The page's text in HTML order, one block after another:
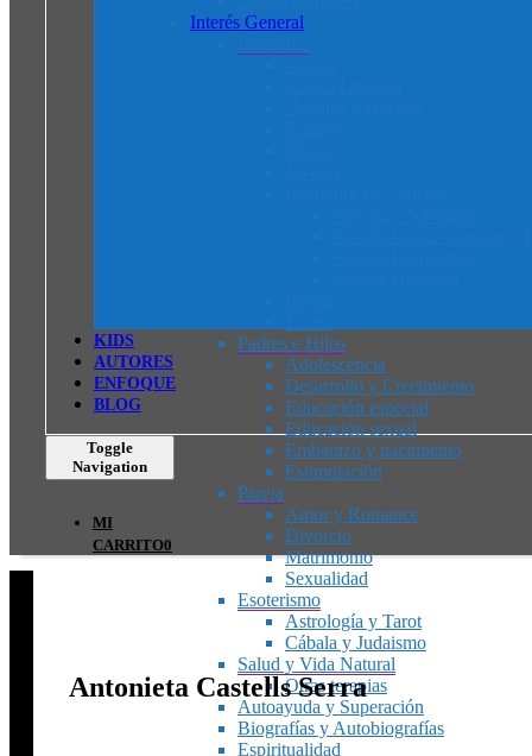
Interés General
Padres e Hijos
Adolescencia
Desarrollo y Crecimiento
Educación especial
Educación sexual
Embarazo y nacimiento
Estimulación
Pareja
Amor y Romance
Divorcio
Matrimonio
Sexualidad
Esoterismo
Astrología y Tarot
Cábala y Judaismo
Salud y Vida Natural
Otras terapias
Autoayuda y Superación
Biografías y Autobiografías
Espiritualidad
KIDS
AUTORES
ENFOQUE
BLOG
Toggle
Navigation
MI
CARRITO0
Antonieta Castells Serra